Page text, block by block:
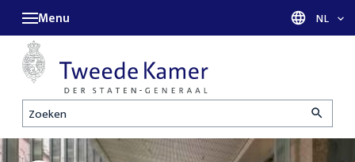
Zoeken
Menu Taal
NL